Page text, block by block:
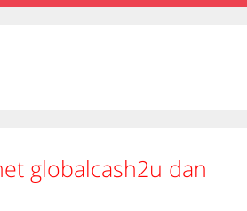
globalcash2u dan